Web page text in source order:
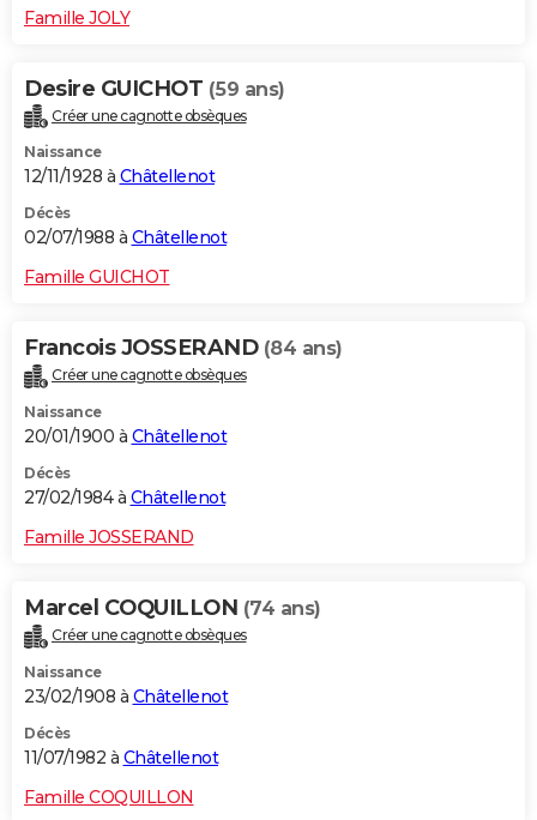
Famille JOLY
Desire GUICHOT (59 ans)
Créer une cagnotte obsèques
Naissance
12/11/1928 à Châtellenot
Décès
02/07/1988 à Châtellenot
Famille GUICHOT
Francois JOSSERAND (84 ans)
Créer une cagnotte obsèques
Naissance
20/01/1900 à Châtellenot
Décès
27/02/1984 à Châtellenot
Famille JOSSERAND
Marcel COQUILLON (74 ans)
Créer une cagnotte obsèques
Naissance
23/02/1908 à Châtellenot
Décès
11/07/1982 à Châtellenot
Famille COQUILLON